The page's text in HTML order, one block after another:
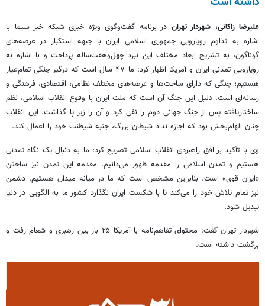
علیرضا زاکانی، شهردار تهران در برنامه گفت‌وگوی ویژه خبری شبکه خبر سیما با
اشاره به تداوم رویارویی جمهوری اسلامی ایران با جبهه استکبار در عرصه‌های
گوناگون، به تشریح ابعاد مختلف این نبرد چهل‌وهفت‌ساله پرداخت و با اشاره به
رویارویی تمدنی ایران و آمریکا اظهار کرد: ما ۴۷ سال است که درگیر جنگی تمام‌عیار
هستیم؛ جنگی که دارای ساحت‌ها و عرصه‌های مختلف نظامی، اقتصادی، فرهنگی و
رسانه‌ای است. دلیل این جنگ آن است که ملت ایران با وقوع انقلاب اسلامی، نظم
ساختاریافته پس از جنگ جهانی دوم را نفی کرد و آن را زیر پا گذاشت. این انقلاب
چنان الهام‌بخش بود که اجازه نداد شیطان بزرگ، جنبه شیطنت خود را اعمال کند.
وی با تأکید بر افق راهبردی انقلاب اسلامی تصریح کرد: ما به دنبال یک نگاه تمدنی
هستیم و تمدن اسلامی را مقدمه ظهور می‌دانیم. مقدمه این تمدن نیز ساختن
«ایران قوی» است. بنابراین مشخص است که ما در میانه میدان هستیم. دشمن
نیز تمام تلاش خود را می‌کند تا با شکست ایران نگذارد کشور ما به الگویی در دنیا
تبدیل شود.
شهردار تهران گفت: محتوای تفاهم‌نامه با آمریکا ۲۵ بار بین رهبری و شعام رفت و
برگشت داشته است.